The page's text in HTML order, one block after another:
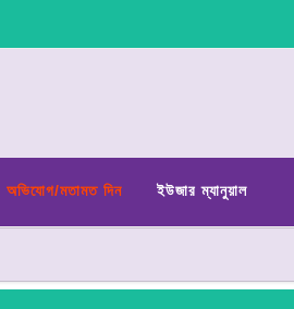
অভিযোগ/মতামত দিন ইউজার ম্যানুয়াল